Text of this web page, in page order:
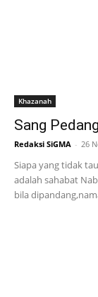
Khazanah
Sang
Redaksi SiGMA - 26
Siapa yang tidak
adalah sahabat
bila